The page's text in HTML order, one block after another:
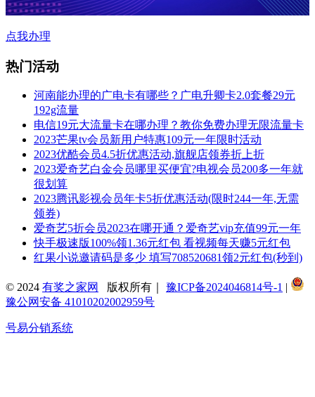
点我办理
热门活动
河南能办理的广电卡有哪些？广电升卿卡2.0套餐29元
192g流量
电信19元大流量卡在哪办理？教你免费办理无限流量卡
2023芒果tv会员新用户特惠109元一年限时活动
2023优酷会员4.5折优惠活动,旗舰店领券折上折
2023爱奇艺白金会员哪里买便宜?电视会员200多一年就
很划算
2023腾讯影视会员年卡5折优惠活动(限时244一年,无需
领券)
爱奇艺5折会员2023在哪开通？爱奇艺vip充值99元一年
快手极速版100%领1.36元红包 看视频每天赚5元红包
红果小说邀请码是多少 填写708520681领2元红包(秒到)
© 2024 有奖之家网 版权所有｜ 豫ICP备2024046814号-1 |
豫公网安备 41010202002959号
号易分销系统